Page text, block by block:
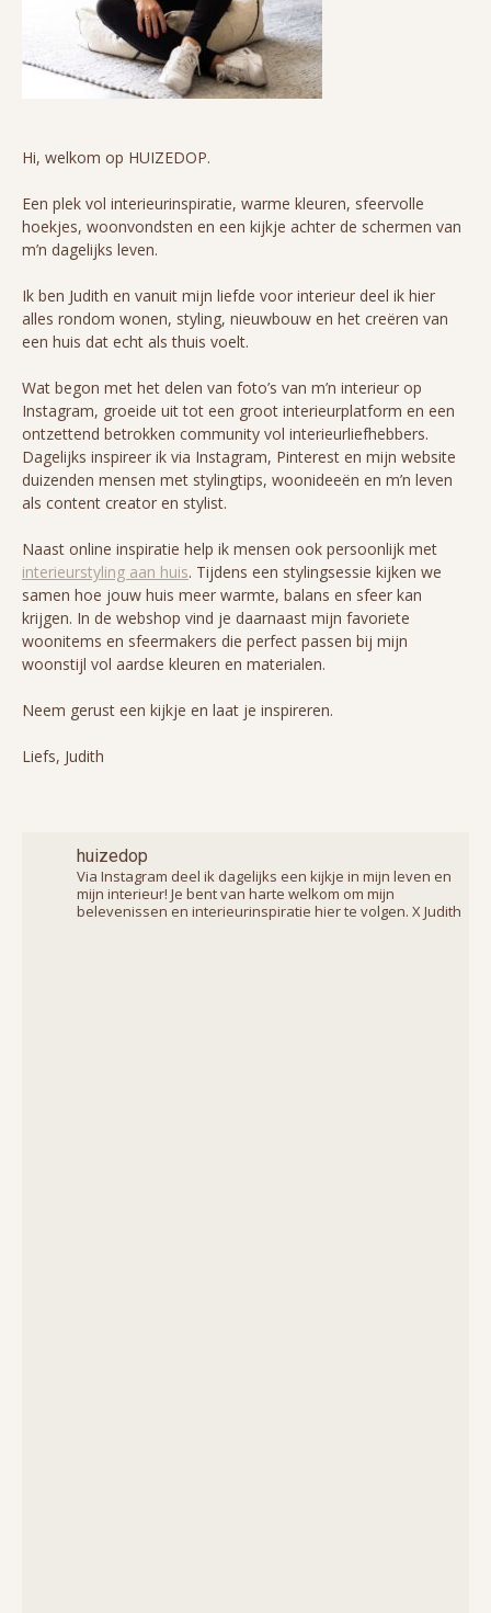
Hi, welkom op HUIZEDOP.
Een plek vol interieurinspiratie, warme kleuren, sfeervolle
hoekjes, woonvondsten en een kijkje achter de schermen van
m’n dagelijks leven.
Ik ben Judith en vanuit mijn liefde voor interieur deel ik hier
alles rondom wonen, styling, nieuwbouw en het creëren van
een huis dat echt als thuis voelt.
Wat begon met het delen van foto’s van m’n interieur op
Instagram, groeide uit tot een groot interieurplatform en een
ontzettend betrokken community vol interieurliefhebbers.
Dagelijks inspireer ik via Instagram, Pinterest en mijn website
duizenden mensen met stylingtips, woonideeën en m’n leven
als content creator en stylist.
Naast online inspiratie help ik mensen ook persoonlijk met
interieurstyling aan huis. Tijdens een stylingsessie kijken we
samen hoe jouw huis meer warmte, balans en sfeer kan
krijgen. In de webshop vind je daarnaast mijn favoriete
woonitems en sfeermakers die perfect passen bij mijn
woonstijl vol aardse kleuren en materialen.
Neem gerust een kijkje en laat je inspireren.
Liefs, Judith
huizedop
Via Instagram deel ik dagelijks een kijkje in mijn leven en
mijn interieur! Je bent van harte welkom om mijn
belevenissen en interieurinspiratie hier te volgen. X Judith